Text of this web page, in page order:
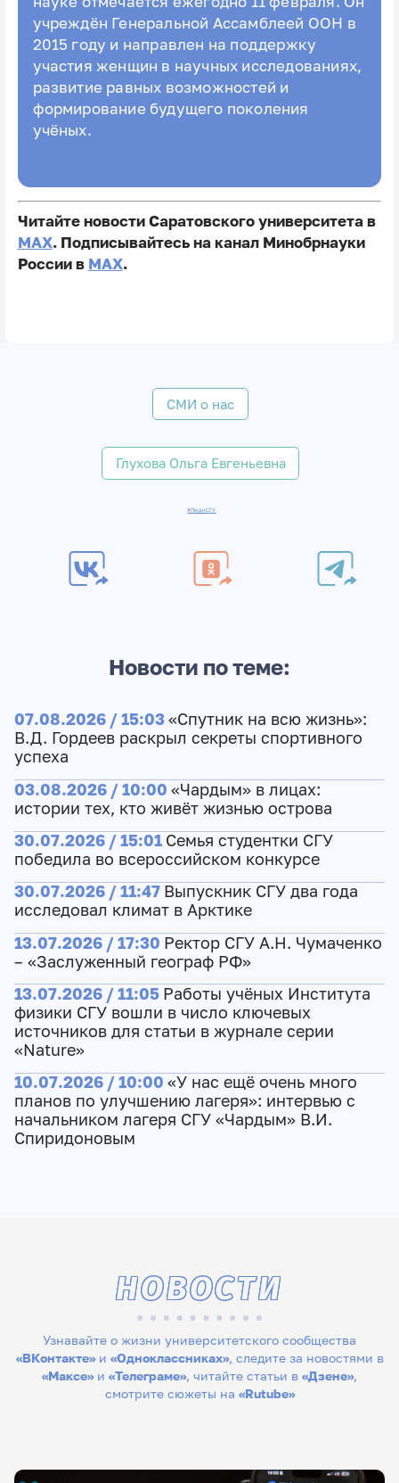
учреждён Генеральной Ассамблеей ООН в
2015 году и направлен на поддержку
участия женщин в научных исследованиях,
развитие равных возможностей и
формирование будущего поколения
учёных.
Читайте новости Саратовского университета в
MAX. Подписывайтесь на канал Минобрнауки
России в MAX.
СМИ о нас
Глухова Ольга Евгеньевна
#ЛюдиСГУ
Новости по теме:
07.08.2026 / 15:03«Спутник на всю жизнь»:
В.Д. Гордеев раскрыл секреты спортивного
успеха
03.08.2026 / 10:00 «Чардым» в лицах:
истории тех, кто живёт жизнью острова
30.07.2026 / 15:01 Семья студентки СГУ
победила во всероссийском конкурсе
30.07.2026 / 11:47 Выпускник СГУ два года
исследовал климат в Арктике
13.07.2026 / 17:30 Ректор СГУ А.Н. Чумаченко
– «Заслуженный географ РФ»
13.07.2026 / 11:05 Работы учёных Института
физики СГУ вошли в число ключевых
источников для статьи в журнале серии
«Nature»
10.07.2026 / 10:00 «У нас ещё очень много
планов по улучшению лагеря»: интервью с
начальником лагеря СГУ «Чардым» В.И.
Спиридоновым
Узнавайте о жизни университетского сообщества
«ВКонтакте»и «Одноклассниках», следите за новостями в
«Максе» и «Телеграме», читайте статьи в «Дзене»,
смотрите сюжеты на «Rutube»
НОВОСТИ